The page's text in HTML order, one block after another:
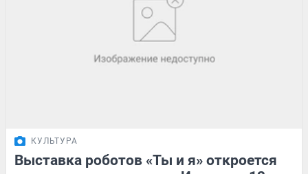
КУЛЬТУРА
Выставка роботов «Ты и я» откроется